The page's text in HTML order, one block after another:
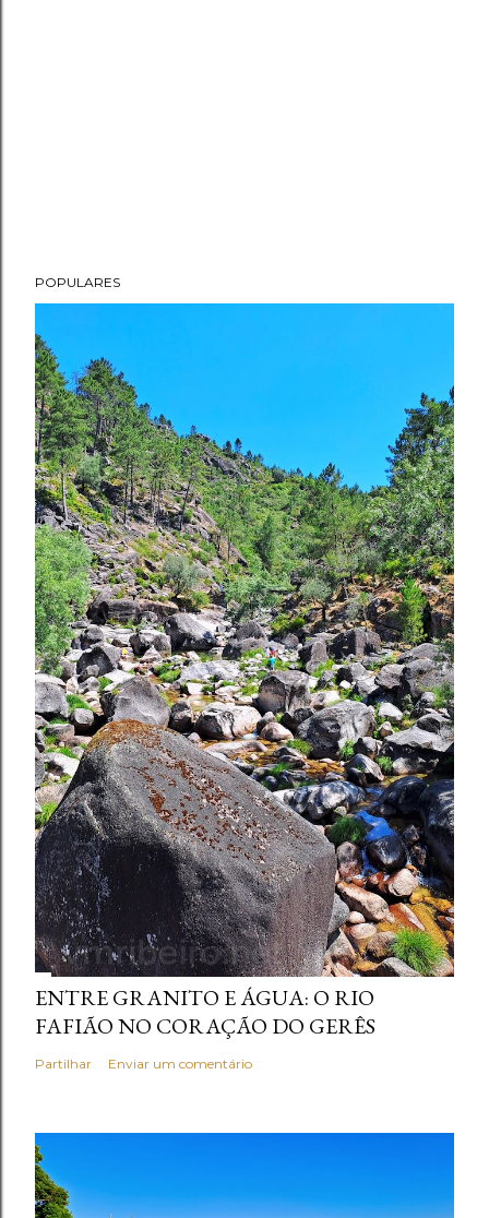
POPULARES
ENTRE GRANITO E ÁGUA: O RIO
FAFIÃO NO CORAÇÃO DO GERÊS
Partilhar Enviar um comentário